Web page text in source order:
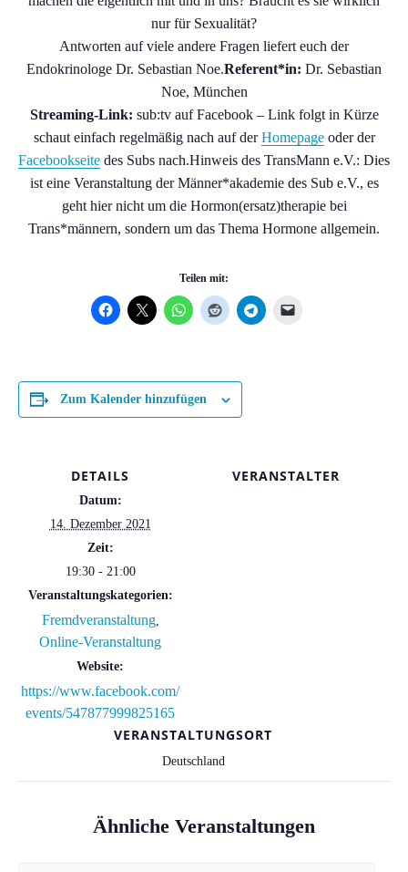
nur für Sexualität?
Antworten auf viele andere Fragen liefert euch der
Endokrinologe Dr. Sebastian Noe.Referent*in: Dr. Sebastian
Noe, München
Streaming-Link: sub:tv auf Facebook – Link folgt in Kürze
schaut einfach regelmäßig nach auf derHomepageoder der
Facebookseite des Subs nach.Hinweis des TransMann e.V.: Dies
ist eine Veranstaltung der Männer*akademie des Sub e.V., es
geht hier nicht um die Hormon(ersatz)therapie bei
Trans*männern, sondern um das Thema Hormone allgemein.
Teilen mit:
Zum Kalender hinzufügen
DETAILS
Datum:
14. Dezember 2021
Zeit:
19:30 - 21:00
Veranstaltungskategorien:
Fremdveranstaltung,
Online-Veranstaltung
Website:
https://www.facebook.com/
events/547877999825165
VERANSTALTUNGSORT
Deutschland
VERANSTALTER
Ähnliche Veranstaltungen